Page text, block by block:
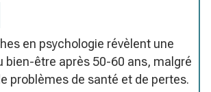
en psychologie révèlent une
bien-être après 50-60 ans, malgré
problèmes de santé et de pertes.